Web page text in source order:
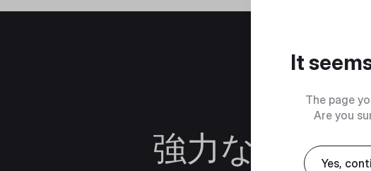
強力なデュア
It
The page
Are you
Yes,